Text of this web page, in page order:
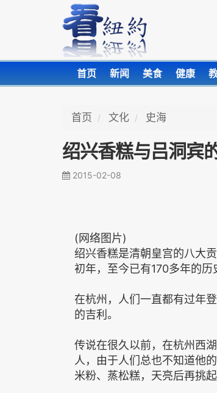
首页 新闻 美食 健康
首页 文化 史海
绍兴香糕与吕洞宾
2015-02-08
(网络图片)
绍兴香糕是清朝皇宫的八大
初年，至今已有170多年的历
在杭州，人们一直都有过年
的吉利。
传说在很久以前，在杭州西
人，由于人们总也不知道他
米粉、蒸松糕，天亮后再挑